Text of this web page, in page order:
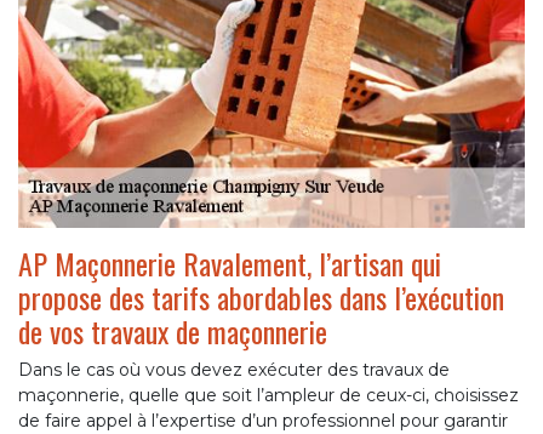
AP Maçonnerie Ravalement, l’artisan qui
propose des tarifs abordables dans l’exécution
de vos travaux de maçonnerie
Dans le cas où vous devez exécuter des travaux de
maçonnerie, quelle que soit l’ampleur de ceux-ci, choisissez
de faire appel à l’expertise d’un professionnel pour garantir